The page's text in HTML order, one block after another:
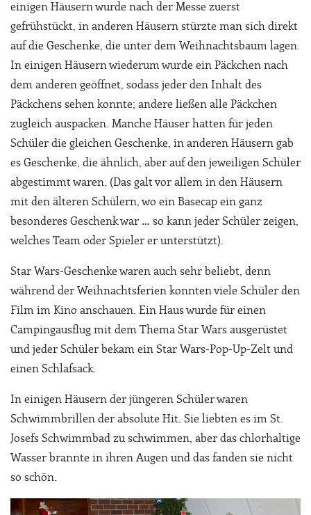
einigen Häusern wurde nach der Messe zuerst
gefrühstückt, in anderen Häusern stürzte man sich direkt
auf die Geschenke, die unter dem Weihnachtsbaum lagen.
In einigen Häusern wiederum wurde ein Päckchen nach
dem anderen geöffnet, sodass jeder den Inhalt des
Päckchens sehen konnte; andere ließen alle Päckchen
zugleich auspacken. Manche Häuser hatten für jeden
Schüler die gleichen Geschenke, in anderen Häusern gab
es Geschenke, die ähnlich, aber auf den jeweiligen Schüler
abgestimmt waren. (Das galt vor allem in den Häusern
mit den älteren Schülern, wo ein Basecap ein ganz
besonderes Geschenk war … so kann jeder Schüler zeigen,
welches Team oder Spieler er unterstützt).
Star Wars-Geschenke waren auch sehr beliebt, denn
während der Weihnachtsferien konnten viele Schüler den
Film im Kino anschauen. Ein Haus wurde für einen
Campingausflug mit dem Thema Star Wars ausgerüstet
und jeder Schüler bekam ein Star Wars-Pop-Up-Zelt und
einen Schlafsack.
In einigen Häusern der jüngeren Schüler waren
Schwimmbrillen der absolute Hit. Sie liebten es im St.
Josefs Schwimmbad zu schwimmen, aber das chlorhaltige
Wasser brannte in ihren Augen und das fanden sie nicht
so schön.